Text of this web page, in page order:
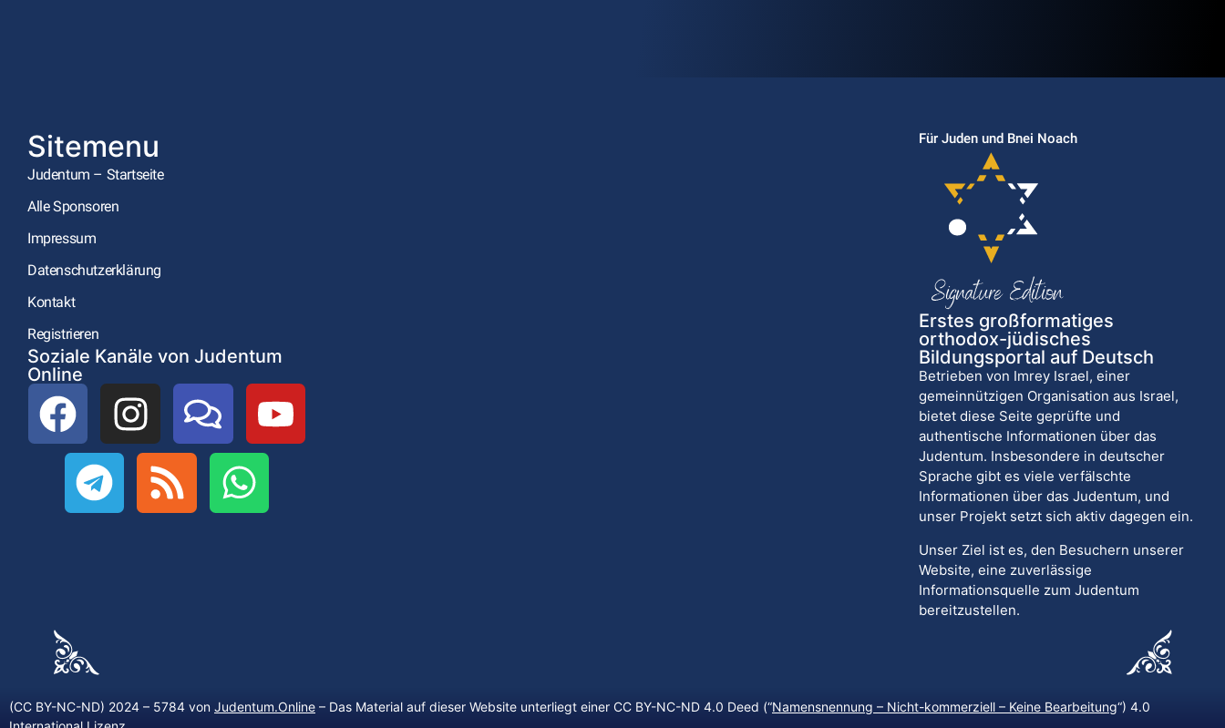
Sitemenu
Judentum – Startseite
Alle Sponsoren
Impressum
Datenschutzerklärung
Kontakt
Registrieren
Soziale Kanäle von Judentum
Online
Für Juden und Bnei Noach
Erstes großformatiges
orthodox-jüdisches
Bildungsportal auf Deutsch
Betrieben von Imrey Israel, einer
gemeinnützigen Organisation aus Israel,
bietet diese Seite geprüfte und
authentische Informationen über das
Judentum. Insbesondere in deutscher
Sprache gibt es viele verfälschte
Informationen über das Judentum, und
unser Projekt setzt sich aktiv dagegen ein.
Unser Ziel ist es, den Besuchern unserer
Website, eine zuverlässige
Informationsquelle zum Judentum
bereitzustellen.
(CC BY-NC-ND) 2024 – 5784 von Judentum.Online – Das Material auf dieser Website unterliegt einer CC BY-NC-ND 4.0 Deed (“Namensnennung – Nicht-kommerziell – Keine Bearbeitung“) 4.0